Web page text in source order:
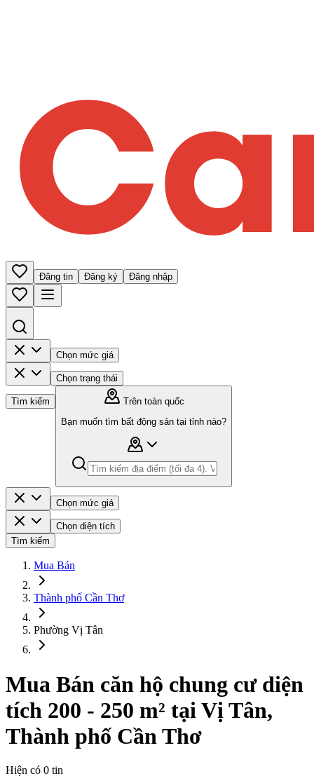
Đăng tin Đăng ký Đăng nhập
Chọn mức giá
Chọn trạng thái
Tìm kiếm
Trên toàn quốc
Bạn muốn tìm bất động sản tại tỉnh nào?
Chọn mức giá
Chọn diện tích
Tìm kiếm
Mua Bán
Thành phố Cần Thơ
Phường Vị Tân
Mua Bán căn hộ chung cư diện
tích 200 - 250 m² tại Vị Tân,
Thành phố Cần Thơ
Hiện có 0 tin